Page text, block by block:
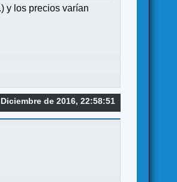
y los precios varían
de 2016, 22:58:51